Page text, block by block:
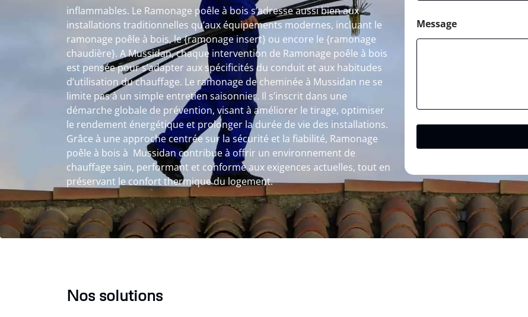
inflammables. Le Ramonage poêle à bois s’adresse aussi bien aux
installations traditionnelles qu’aux équipements modernes, incluant le
ramonage poêle à bois, le {ramonage insert} ou encore le {ramonage
chaudière}. A Mussidan, chaque intervention de Ramonage poêle à bois
est pensée pour s’adapter aux spécificités du conduit et aux habitudes
d’utilisation du chauffage. Le ramonage de cheminée à Mussidan ne se
limite pas à un simple entretien saisonnier. Il s’inscrit dans une
démarche globale de prévention, visant à améliorer le tirage, optimiser
le rendement énergétique et prolonger la durée de vie des installations.
Grâce à une approche centrée sur la sécurité et la fiabilité, Ramonage
poêle à bois à Mussidan contribue à offrir un environnement de
chauffage sain, performant et conforme aux exigences actuelles, tout en
préservant le confort thermique du logement.
Message
Nos solutions